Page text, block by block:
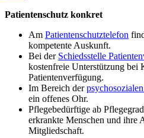
Patientenschutz konkret
Am Patientenschutztelefon
kompetente Auskunft.
Bei der Schiedsstelle
kostenfreie Unterstützung bei
Patientenverfügung.
Im Bereich der
ein offenes Ohr.
Pflegebedürftige ab
erkrankte Menschen und ihre
Mitgliedschaft.